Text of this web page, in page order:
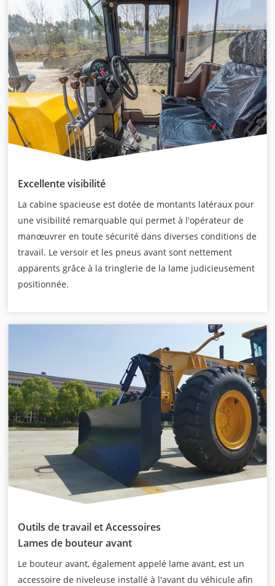
Excellente visibilité
La cabine spacieuse est dotée de montants latéraux pour
une visibilité remarquable qui permet à l'opérateur de
manœuvrer en toute sécurité dans diverses conditions de
travail. Le versoir et les pneus avant sont nettement
apparents grâce à la tringlerie de la lame judicieusement
positionnée.
Outils de travail et Accessoires
Lames de bouteur avant
Le bouteur avant, également appelé lame avant, est un
accessoire de niveleuse installé à l'avant du véhicule afin